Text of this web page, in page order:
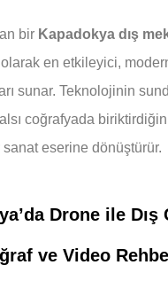
bir Kapadokya dış
en etkileyici,
sunar. Teknolojinin
coğrafyada
sanat eserine dönüştürür.
Drone ile Dış
ve Video